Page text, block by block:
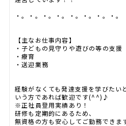
・。・。・。・。・。・。・。・。
【主なお仕事内容】
・子どもの見守りや遊びの等の支援
・療育
・送迎業務
経験がなくても発達支援を学びたい
いう方であれば歓迎です(^^)♪
※正社員登用実績あり！
研修も定期的にあるため、
無資格の方も安心してご勤務できま